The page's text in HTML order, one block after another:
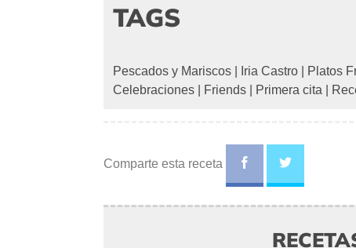
TAGS
Pescados y Mariscos Iria Castro Platos
Celebraciones
Friends Primera cita
Comparte esta receta